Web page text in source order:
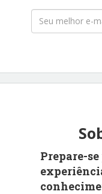
Prepare-